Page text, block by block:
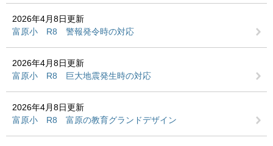
2026年4月8日更新
富原小 R8 警報発令時の対応
2026年4月8日更新
富原小 R8 巨大地震発生時の対応
2026年4月8日更新
富原小 R8 富原の教育グランドデザイン